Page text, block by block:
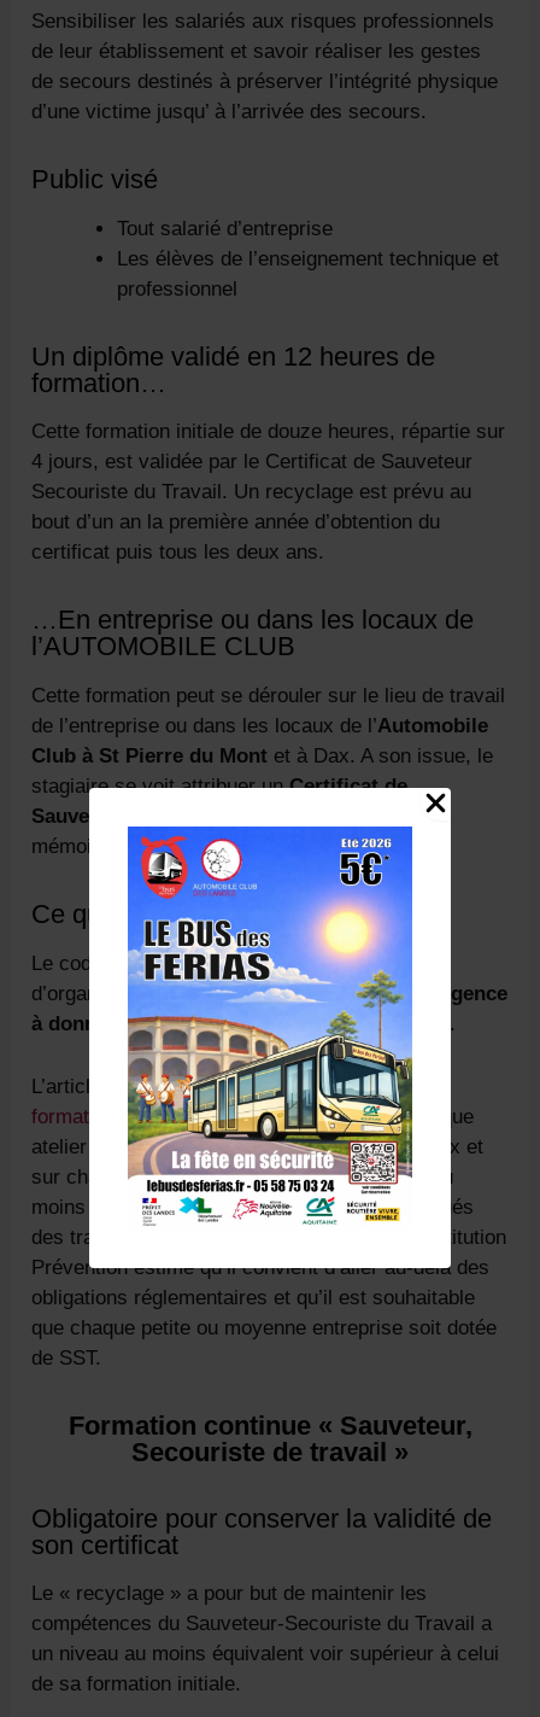
Sensibiliser les salariés aux risques professionnels
de leur établissement et savoir réaliser les gestes
de secours destinés à préserver l’intégrité physique
d’une victime jusqu’ à l’arrivée des secours.
Public visé
Tout salarié d’entreprise
Les élèves de l’enseignement technique et
professionnel
Un diplôme validé en 12 heures de
formation…
Cette formation initiale de douze heures, répartie sur
4 jours, est validée par le Certificat de Sauveteur
Secouriste du Travail. Un recyclage est prévu au
bout d’un an la première année d’obtention du
certificat puis tous les deux ans.
…En entreprise ou dans les locaux de
l’AUTOMOBILE CLUB
Cette formation peut se dérouler sur le lieu de travail
de l’entreprise ou dans les locaux de l’Automobile
Club à St Pierre du Mont et à Dax. A son issue, le
stagiaire se voit attribuer unCertificat de
Sauveteur Secouriste du Travail
et un aide
mémoire de l’INRS.
Ce que dit le code du travail
Le code du travail fait obligation à l’employeur
d’organiser dans son entreprise lessoins d’urgence
à donner aux salariés accidentéset malades.
L’article R241-39 du code du travail prévoit la
formation obligatoire de secouristesdans chaque
atelier où sont effectués des travaux dangereux et
sur chaque chantier occupant 20 personnes au
moins pendant plus de 15 jours où sont effectués
des travaux dangereux. Dans la pratique, l’Institution
Prévention estime qu’il convient d’aller au-delà des
obligations réglementaires et qu’il est souhaitable
que chaque petite ou moyenne entreprise soit dotée
de SST.
Formation continue « Sauveteur,
Secouriste de travail »
Obligatoire pour conserver la validité de
son certificat
Le « recyclage » a pour but de maintenir les
compétences du Sauveteur-Secouriste du Travail a
un niveau au moins équivalent voir supérieur à celui
de sa formation initiale.